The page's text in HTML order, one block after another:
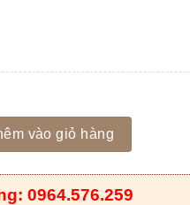
vào giỏ hàng
0964.576.259